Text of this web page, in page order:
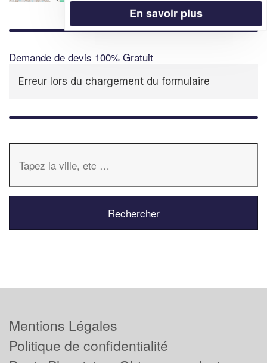
Demande de devis 100% Gratuit
Erreur lors du chargement du formulaire
En savoir plus
Mentions Légales
Politique de confidentialité